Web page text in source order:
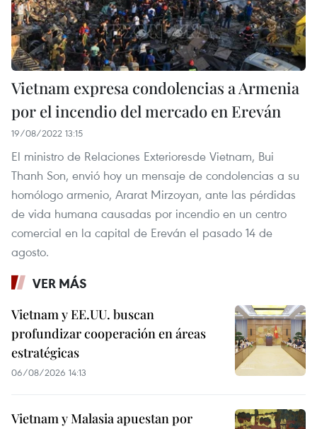
Vietnam expresa condolencias a Armenia
por el incendio del mercado en Ereván
19/08/2022 13:15
El ministro de Relaciones Exterioresde Vietnam, Bui
Thanh Son, envió hoy un mensaje de condolencias a su
homólogo armenio, Ararat Mirzoyan, ante las pérdidas
de vida humana causadas por incendio en un centro
comercial en la capital de Ereván el pasado 14 de
agosto.
VER MÁS
Vietnam y EE.UU. buscan
profundizar cooperación en áreas
estratégicas
06/08/2026 14:13
Vietnam y Malasia apuestan por